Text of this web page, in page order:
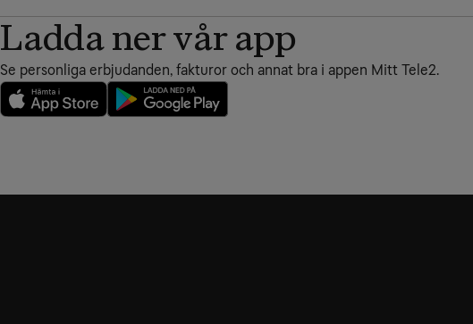
Ladda ner vår app
Se personliga erbjudanden, fakturor och annat bra i appen Mitt Tele2.